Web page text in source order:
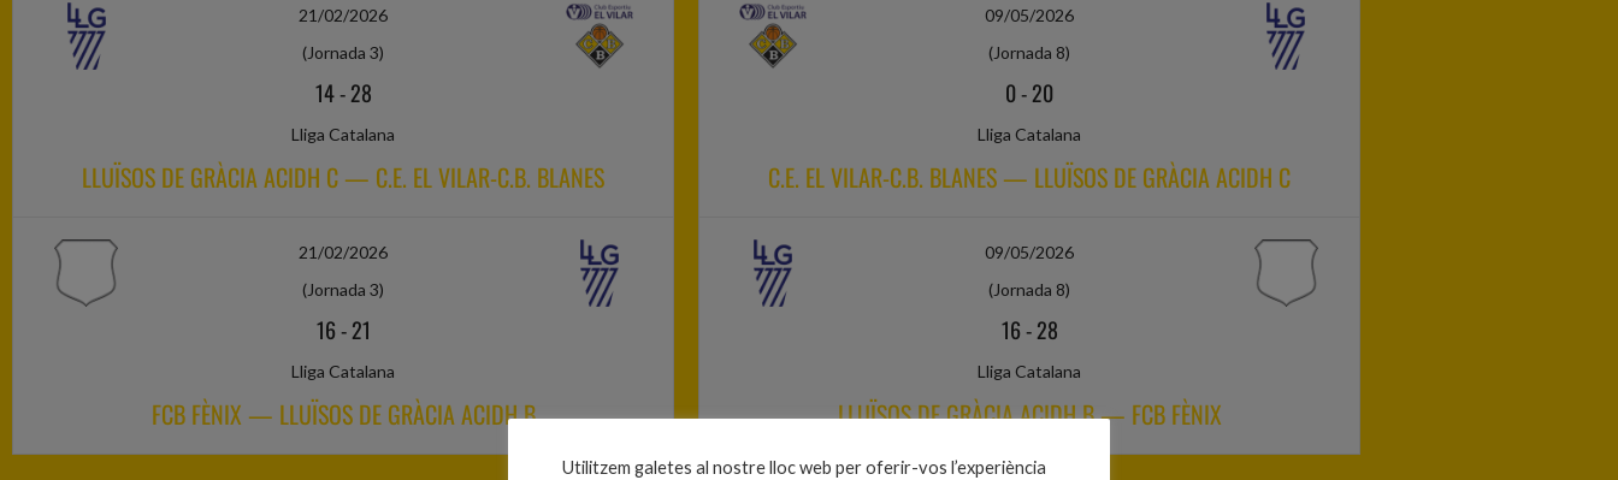
21/02/2026
(Jornada 3)
14-28
Lliga Catalana
LLUÏSOS DE GRÀCIA ACIDH C — C.E. EL VILAR-C.B. BLANES
21/02/2026
(Jornada 3)
16-21
Lliga Catalana
FCB FÈNIX — LLUÏSOS DE GRÀCIA ACIDH B
09/05/2026
(Jornada 8)
0-20
Lliga Catalana
C.E. EL VILAR-C.B. BLANES — LLUÏSOS DE GRÀCIA ACIDH C
09/05/2026
(Jornada 8)
16-28
Lliga Catalana
LLUÏSOS DE GRÀCIA ACIDH B — FCB FÈNIX
Utilitzem galetes al nostre lloc web per oferir-vos l’experiència